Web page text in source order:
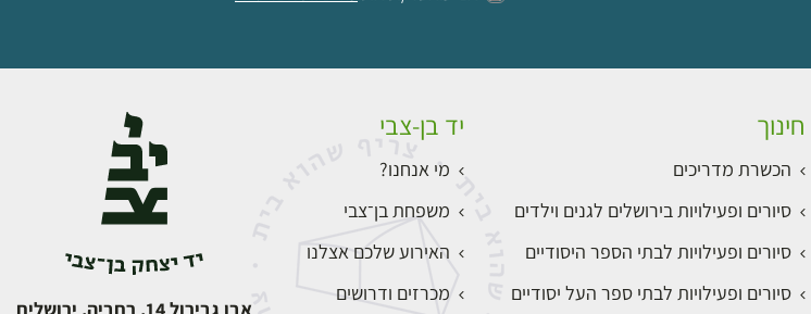
חינוך
הכשרת מדריכים
סיורים ופעילויות בירושלים לגנים וילדים
סיורים ופעילויות לבתי הספר היסודיים
סיורים ופעילויות לבתי ספר העל יסודיים
יד בן-צבי
מי אנחנו?
משפחת בן־צבי
האירוע שלכם אצלנו
מכרזים ודרושים